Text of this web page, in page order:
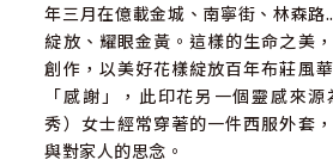
年三月在億載金城、南寧街、林森路
綻放、耀眼金黃。這樣的生命之美
創作，以美好花樣綻放百年布莊風
「感謝」，此印花另一個靈感來
秀）女士經常穿著的一件西服外套
與對家人的思念。